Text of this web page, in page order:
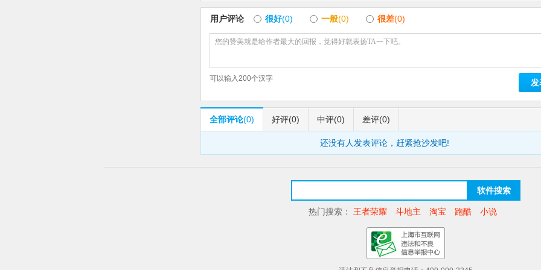
用户评论 很好(0) 一般(0) 很差(0)
可以输入200个汉字
全部评论(0) 好评(0) 中评(0) 差评(0)
还没有人发表评论，赶紧抢沙发吧!
软件搜索
热门搜索： 王者荣耀 斗地主 淘宝 跑酷 小说